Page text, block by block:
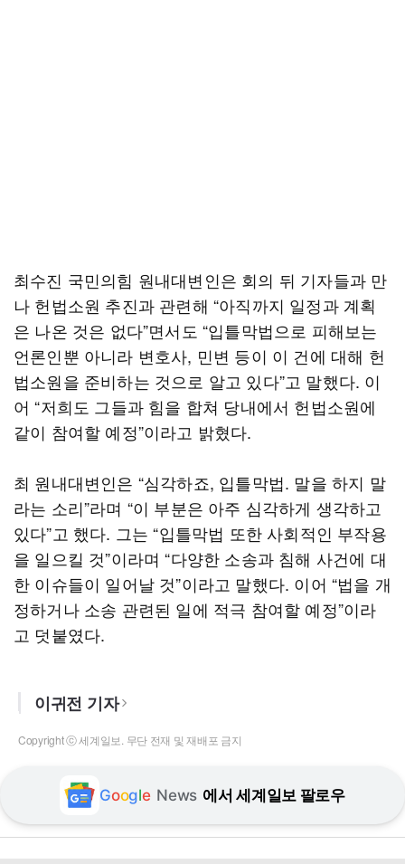
최수진 국민의힘 원내대변인은 회의 뒤 기자들과 만
나 헌법소원 추진과 관련해 “아직까지 일정과 계획
은 나온 것은 없다”면서도 “입틀막법으로 피해보는
언론인뿐 아니라 변호사, 민변 등이 이 건에 대해 헌
법소원을 준비하는 것으로 알고 있다”고 말했다. 이
어 “저희도 그들과 힘을 합쳐 당내에서 헌법소원에
같이 참여할 예정”이라고 밝혔다.
최 원내대변인은 “심각하죠, 입틀막법. 말을 하지 말
라는 소리”라며 “이 부분은 아주 심각하게 생각하고
있다”고 했다. 그는 “입틀막법 또한 사회적인 부작용
을 일으킬 것”이라며 “다양한 소송과 침해 사건에 대
한 이슈들이 일어날 것”이라고 말했다. 이어 “법을 개
정하거나 소송 관련된 일에 적극 참여할 예정”이라
고 덧붙였다.
이귀전 기자
Copyright ⓒ 세계일보. 무단 전재 및 재배포 금지
Google News 에서 세계일보 팔로우